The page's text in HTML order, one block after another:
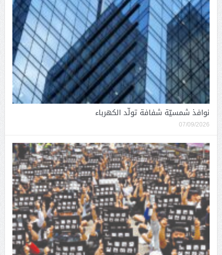
نوافذ شمسيّة شفافة تولّد الكهرباء
07/09/2026